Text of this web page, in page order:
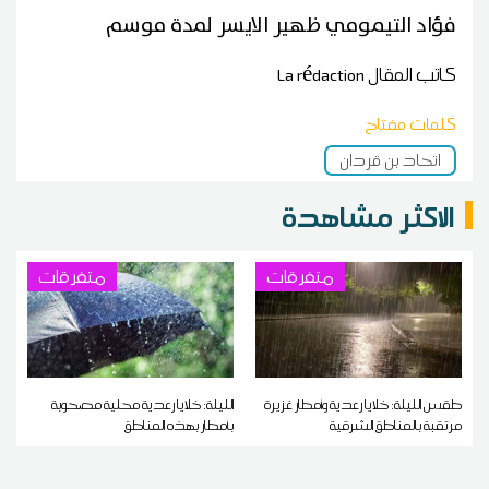
فؤاد التيمومي ظهير الايسر لمدة موسم
كاتب المقالLa rédaction
كلمات مفتاح
اتحاد بن قردان
الاكثر مشاهدة
متفرقات
طقس الليلة: خلايا رعدية وأمطار غزيرة
مرتقبة بالمناطق الشرقية
متفرقات
الليلة: خلايا رعدية محلية مصحوبة
بأمطار بهذه المناطق